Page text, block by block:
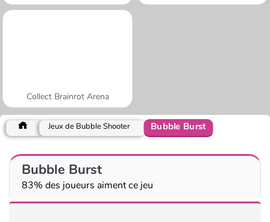
Collect Brainrot Arena
Jeux de Bubble Shooter Bubble Burst
Bubble Burst
83% des joueurs aiment ce jeu